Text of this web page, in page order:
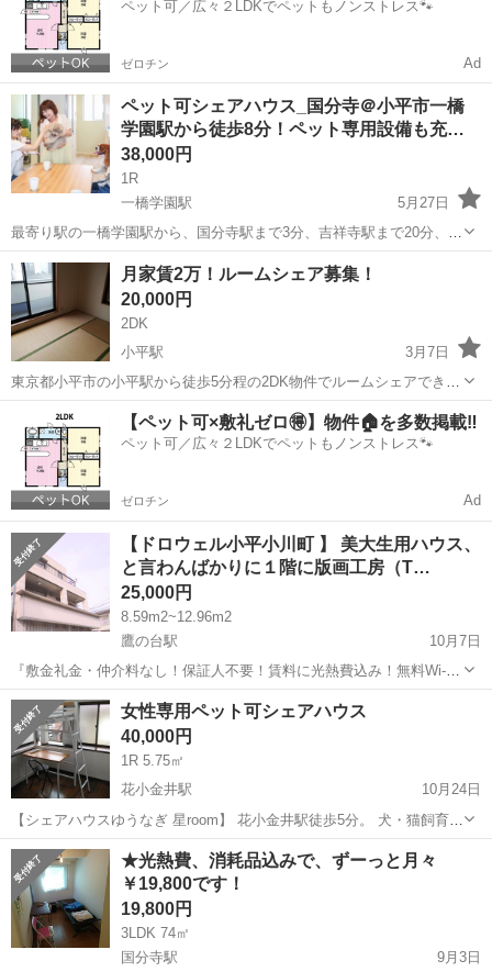
ペット可／広々２LDKでペットもノンストレス🐾
ゼロチン Ad
ペット可シェアハウス_国分寺＠小平市一橋
学園駅から徒歩8分！ペット専用設備も充…
38,000円
1R
一橋学園駅
5月27日
最寄り駅の一橋学園駅から、国分寺駅まで3分、吉祥寺駅まで20分、新
宿駅まで27分と交通の便も良い立地にあるシェアハウス♪ ペット専用
のペットバスで、お家で愛犬をキレイに洗ってあげることができま
す。 トリミングテーブル...
東京 小平市 一橋学園駅 シェアハウス
月家賃2万！ルームシェア募集！
20,000円
2DK
小平駅
3月7日
東京都小平市の小平駅から徒歩5分程の2DK物件でルームシェアできる
方を募集します！ 敷金礼金等初期費用無し！ 条件は ・20~35歳の女性
・多少気の遣える方 ・経済的に困っている方等もOK ・条件次第で家
賃無料の可能性...
小平駅 シェアハウス 家賃
【ペット可×敷礼ゼロ🉐】物件🏠を多数掲載‼️
ペット可／広々２LDKでペットもノンストレス🐾
ゼロチン Ad
【ドロウェル小平小川町 】 美大生用ハウス、
と言わんばかりに１階に版画工房（T…
25,000円
8.59m2~12.96m2
鷹の台駅
10月7日
『敷金礼金・仲介料なし！保証人不要！賃料に光熱費込み！無料Wi-Fi
あり！』 ”お問い合わせ”はこちらをクリック➡➡➡ http://www.create-
gh.jp/contact-houselist/?house_...
東京 小平市 鷹の台駅 シェアハウス
女性専用ペット可シェアハウス
40,000円
1R 5.75㎡
花小金井駅
10月24日
【シェアハウスゆうなぎ 星room】 花小金井駅徒歩5分。 犬・猫飼育可
能な女性専用シェアハウス。 嘉悦大学徒歩5分。 スーパーやコンビニ
も近くにあり、生活しやすい住環境。 占有スペースには設備としてロ
フトベッドを設置済み。...
東京 小平市 花小金井駅 シェアハウス
★光熱費、消耗品込みで、ずーっと月々
￥19,800です！
19,800円
3LDK 74㎡
国分寺駅
9月3日